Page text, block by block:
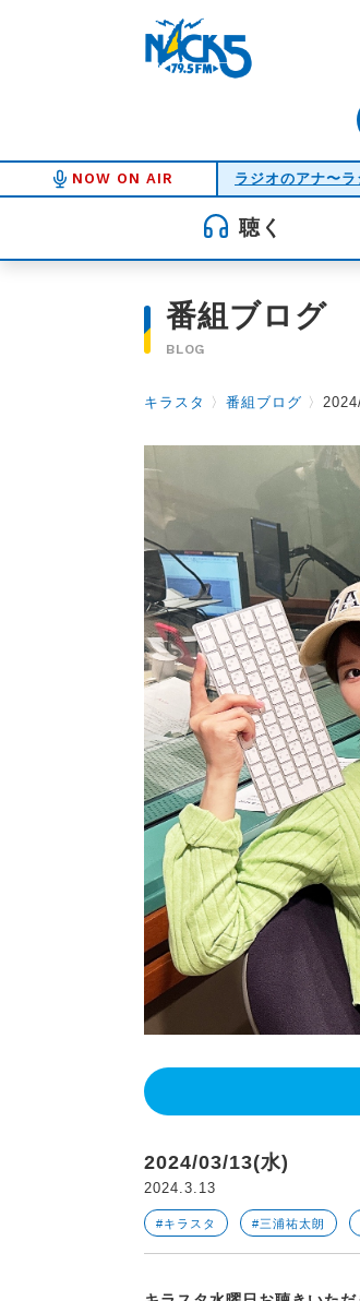
NOW ON AIR ラジオのアナ〜ラ
聴く
番組ブログ
BLOG
キラスタ 〉 番組ブログ 〉
2024/03/13(水)
2024.3.13
#キラスタ #三浦祐太朗